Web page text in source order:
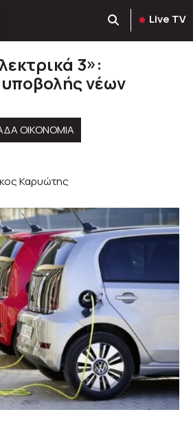
Live TV
3»:
νέων
ΟΙΚΟΝΟΜΊΑ
Καρυώτης